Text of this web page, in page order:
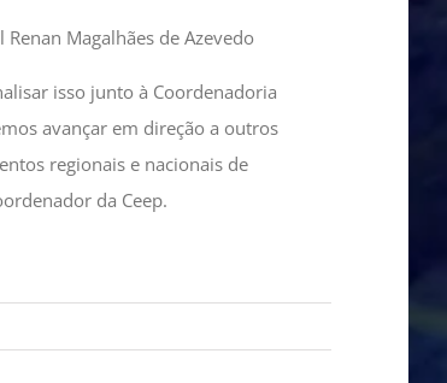
Magalhães de Azevedo
isso junto à Coordenadoria
avançar em direção a outros
regionais e nacionais de
da Ceep.